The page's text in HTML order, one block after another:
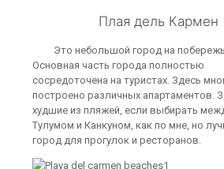
Плая дель Кармен
Это небольшой город на
Основная часть города полностью
сосредоточена на туристах. Здесь
построено различных апартаментов.
худшие из пляжей, если выбирать
Тулумом и Канкуном, как по мне, но
город для прогулок и ресторанов.